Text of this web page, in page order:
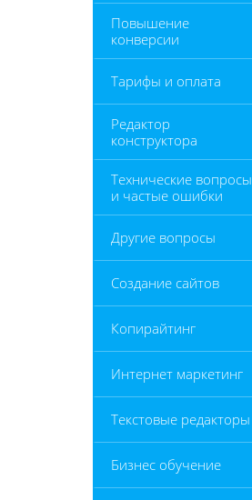
Повышение
конверсии
Тарифы и оплата
Редактор
конструктора
Технические вопросы
и частые ошибки
Другие вопросы
Создание сайтов
Копирайтинг
Интернет маркетинг
Текстовые редакторы
Бизнес обучение